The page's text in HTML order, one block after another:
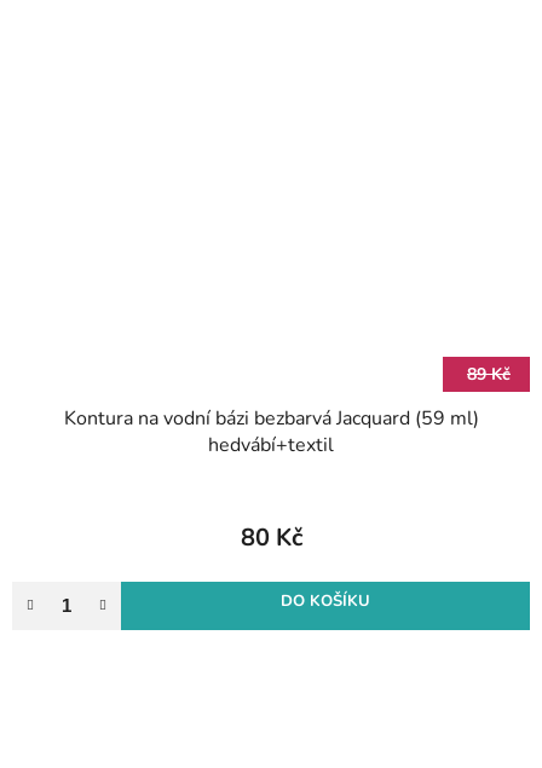
89 Kč
Kontura na vodní bázi bezbarvá Jacquard (59 ml)
hedvábí+textil
80 Kč
DO KOŠÍKU